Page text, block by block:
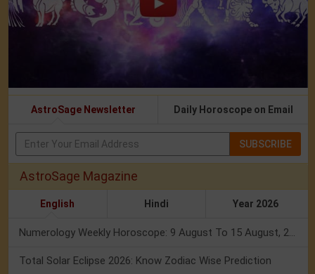
AstroSage Newsletter Daily Horoscope on Email
SUBSCRIBE
AstroSage Magazine
English Hindi Year 2026
Numerology Weekly Horoscope: 9 August To 15 August, 2026
Total Solar Eclipse 2026: Know Zodiac Wise Prediction